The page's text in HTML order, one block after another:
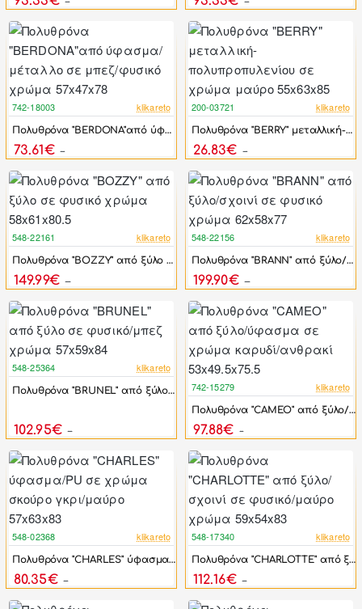
ΝΕΟ
-17%
742-18003 klikareto
Πολυθρόνα "BERDONA"από ύφασμα/μέταλλο σε μπεζ/φυσικό χρώμα 57x47x78
73.61€
-46%
200-03721 klikareto
Πολυθρόνα "BERRY" μεταλλική-πολυπροπυλενίου σε χρώμα μαύρο 55x63x85
26.83€
-42%
548-22161 klikareto
Πολυθρόνα "BOZZY" από ξύλο σε φυσικό χρώμα 58x61x80.5
149.99€
-42%
548-22156 klikareto
Πολυθρόνα "BRANN" από ξύλο/σχοινί σε φυσικό χρώμα 62x58x77
199.90€
-44%
548-25364 klikareto
Πολυθρόνα "BRUNEL" από ξύλο σε φυσικό/μπεζ χρώμα 57x59x84
102.95€
-17%
742-15279 klikareto
Πολυθρόνα "CAMEO" από ξύλο/ύφασμα σε χρώμα καρυδί/ανθρακί 53x49.5x75.5
97.88€
-44%
548-02368 klikareto
Πολυθρόνα "CHARLES" ύφασμα/PU σε χρώμα σκούρο γκρι/μαύρο 57x63x83
80.35€
-44%
548-17340 klikareto
Πολυθρόνα "CHARLOTTE" από ξύλο/σχοινί σε φυσικό/μαύρο χρώμα 59x54x83
112.16€